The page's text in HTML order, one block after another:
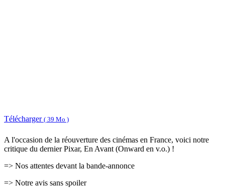
Télécharger ( 39 Mo )
A l'occasion de la réouverture des cinémas en France, voici notre
critique du dernier Pixar, En Avant (Onward en v.o.) !
=> Nos attentes devant la bande-annonce
=> Notre avis sans spoiler